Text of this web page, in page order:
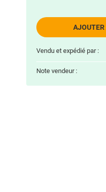
AJOUTER
Vendu et expédié par :
Note vendeur :